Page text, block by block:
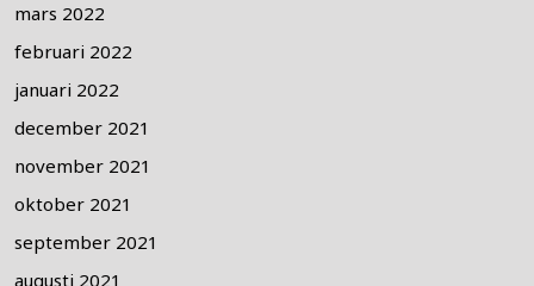
mars 2022
februari 2022
januari 2022
december 2021
november 2021
oktober 2021
september 2021
augusti 2021